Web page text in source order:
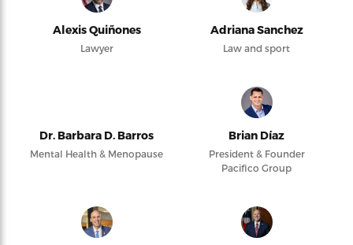
Alexis Quiñones
Lawyer
Adriana Sanchez
Law and sport
Dr. Barbara D. Barros
Mental Health & Menopause
Brian Díaz
President & Founder
Pacifico Group